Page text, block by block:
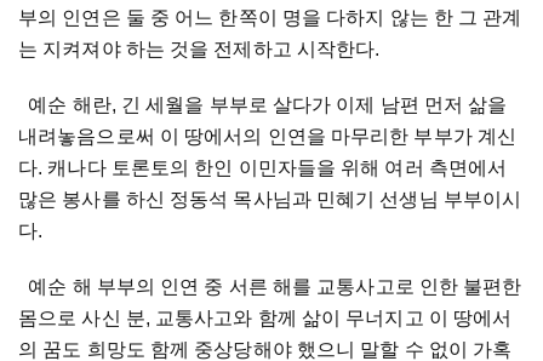
부의 인연은 둘 중 어느 한쪽이 명을 다하지 않는 한 그 관계
는 지켜져야 하는 것을 전제하고 시작한다.
예순 해란, 긴 세월을 부부로 살다가 이제 남편 먼저 삶을
내려놓음으로써 이 땅에서의 인연을 마무리한 부부가 계신
다. 캐나다 토론토의 한인 이민자들을 위해 여러 측면에서
많은 봉사를 하신 정동석 목사님과 민혜기 선생님 부부이시
다.
예순 해 부부의 인연 중 서른 해를 교통사고로 인한 불편한
몸으로 사신 분, 교통사고와 함께 삶이 무너지고 이 땅에서
의 꿈도 희망도 함께 중상당해야 했으니 말할 수 없이 가혹